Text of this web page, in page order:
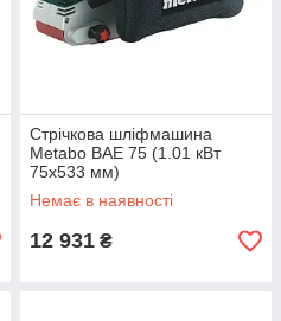
Стрічкова шліфмашина
Metabo BAE 75 (1.01 кВт
75х533 мм)
Немає в наявності
12 931 ₴